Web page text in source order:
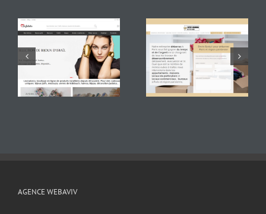
AGENCE WEBAVIV